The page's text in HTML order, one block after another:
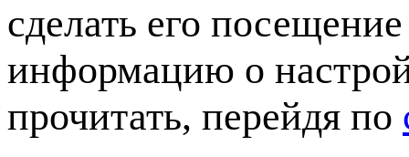
сделать его
информацию о
прочитать, перейдя по